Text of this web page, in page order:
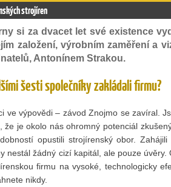
strojíren
si za dvacet let své existence
založení, výrobním zaměření a
Antonínem Strakou.
šesti společníky zakládali firmu?
ve výpovědi – závod Znojmo se zavíral.
je okolo nás ohromný potenciál
opustili strojírenský obor.
nestál žádný cizí kapitál, ale pouze
firmu na vysoké, technologicky
nikdy.